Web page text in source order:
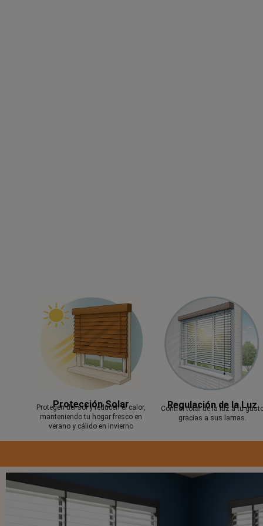
Protección Solar
Protegen del sol y reducen el calor,
manteniendo tu hogar fresco en
verano y cálido en invierno
Regulación de la Luz
Control total de la luz a tu
gracias a sus lamas.